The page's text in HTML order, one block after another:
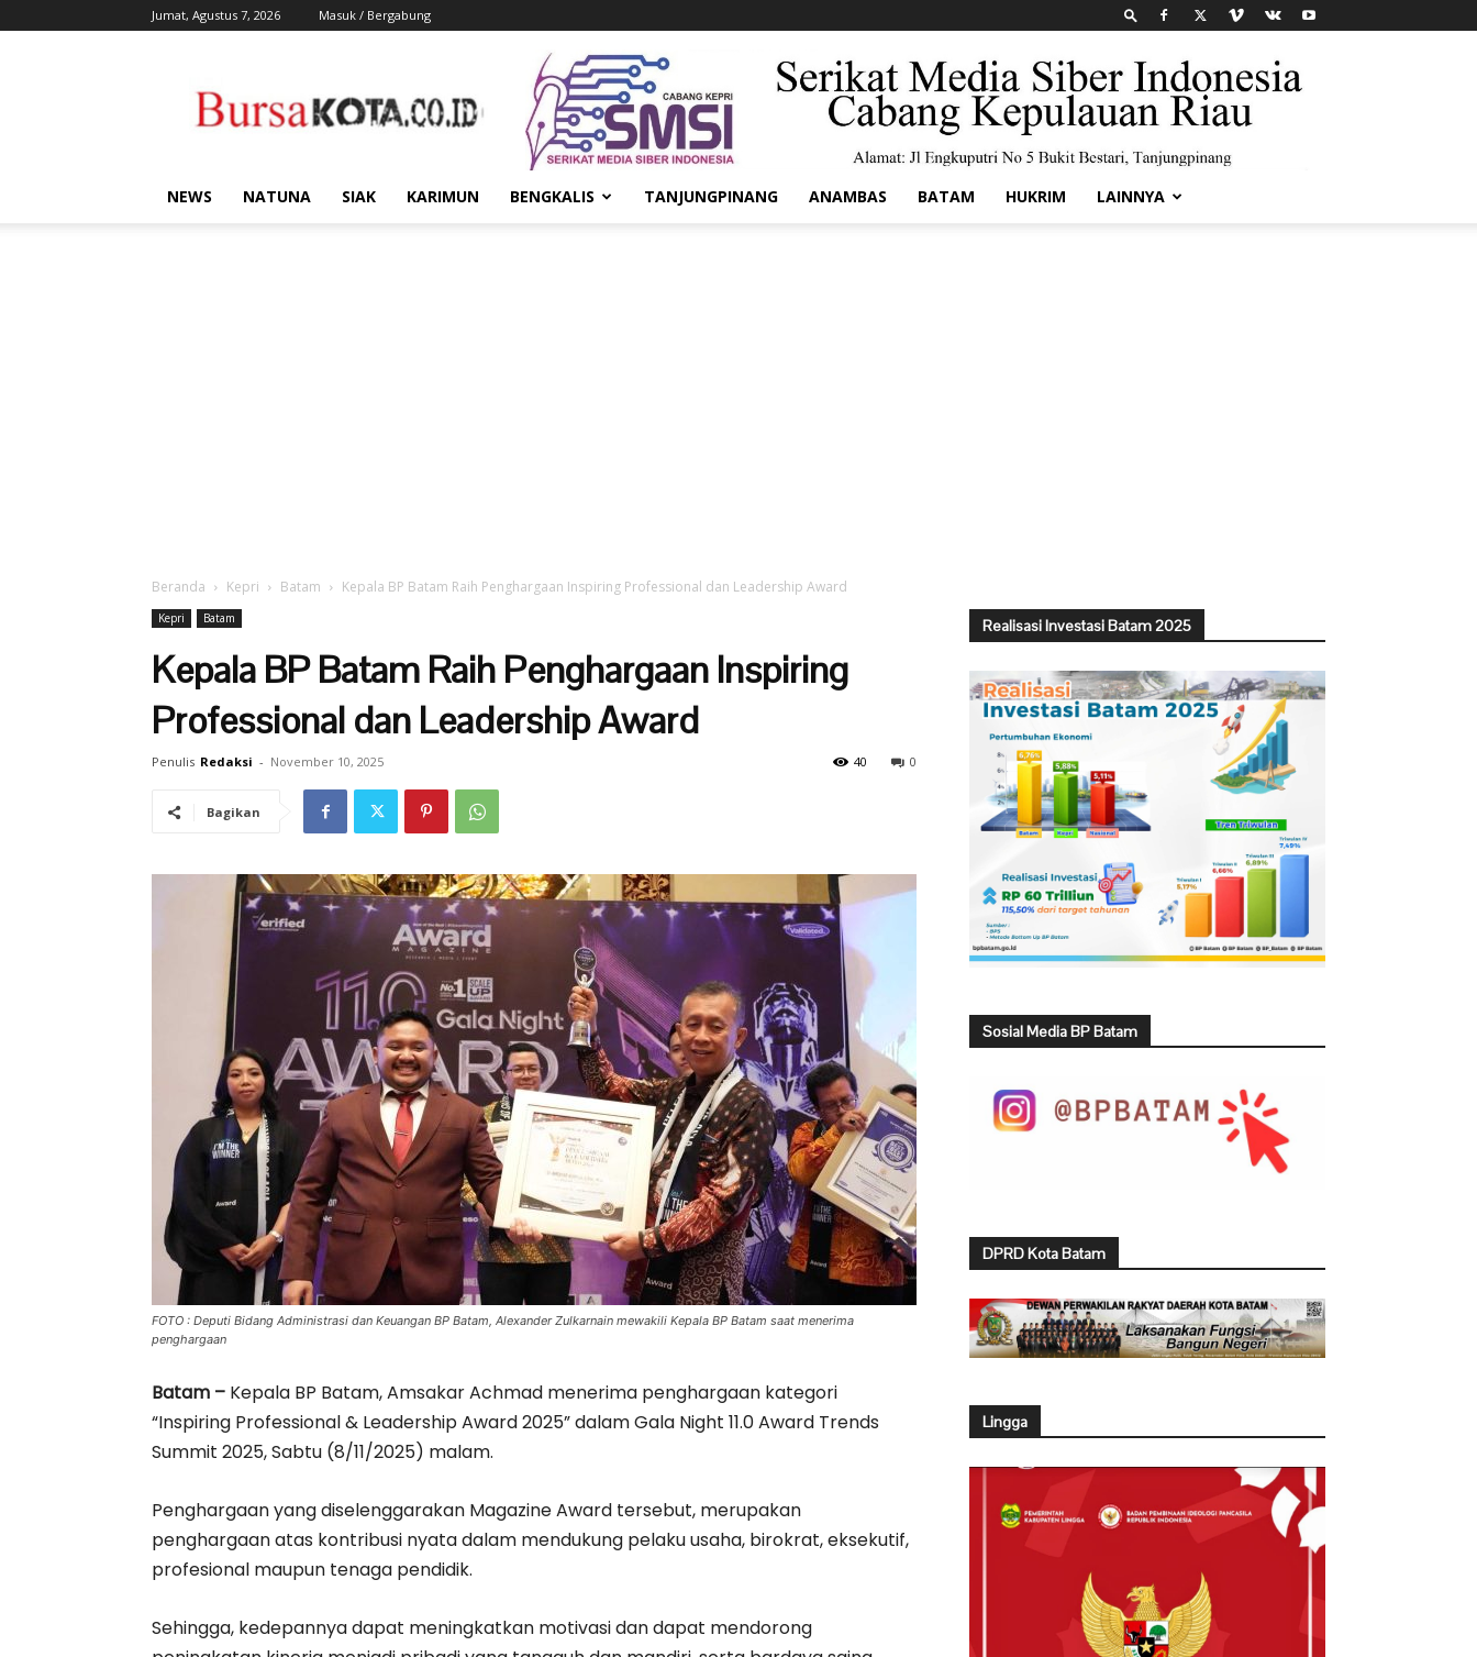
Jumat, Agustus 7, 2026 Masuk / Bergabung
Kota
NEWS NATUNA SIAK KARIMUN BENGKALIS TANJUNGPINANG ANAMBAS BATAM HUKRIM LAINNYA
Beranda Kepri Batam Kepala BP Batam Raih Penghargaan Inspiring Professional dan Leadership Award
Kepri Batam
Kepala BP Batam Raih Penghargaan Inspiring
Professional dan Leadership Award
Penulis Redaksi - November 10, 2025 0
40
Bagikan
FOTO : Deputi Bidang Administrasi dan Keuangan BP Batam, Alexander Zulkarnain mewakili Kepala BP Batam saat menerima
penghargaan
Batam – Kepala BP Batam, Amsakar Achmad menerima penghargaan kategori
“Inspiring Professional & Leadership Award 2025” dalam Gala Night 11.0 Award Trends
Summit 2025, Sabtu (8/11/2025) malam.
Penghargaan yang diselenggarakan Magazine Award tersebut, merupakan
penghargaan atas kontribusi nyata dalam mendukung pelaku usaha, birokrat, eksekutif,
profesional maupun tenaga pendidik.
Sehingga, kedepannya dapat meningkatkan motivasi dan dapat mendorong
Realisasi Investasi Batam 2025
Sosial Media BP Batam
DPRD Kota Batam
Lingga